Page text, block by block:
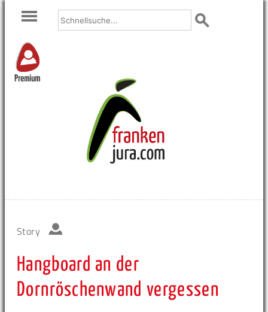
Premium
Story
Hangboard an der
Dornröschenwand vergessen